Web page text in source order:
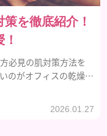
を徹底紹介！
必見の肌対策方法を
のがオフィスの乾燥の
2026.01.27